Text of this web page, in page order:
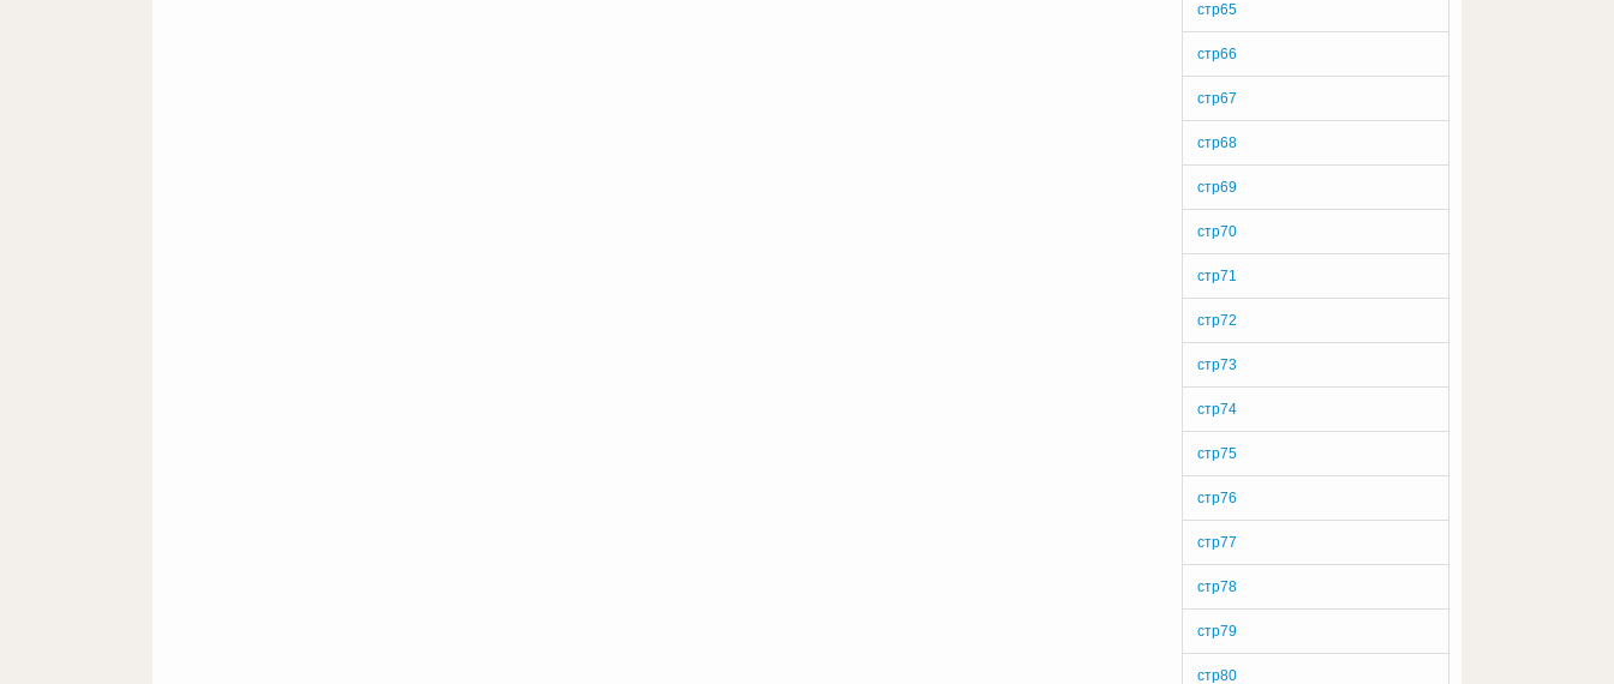
стр65
стр66
стр67
стр68
стр69
стр70
стр71
стр72
стр73
стр74
стр75
стр76
стр77
стр78
стр79
стр80